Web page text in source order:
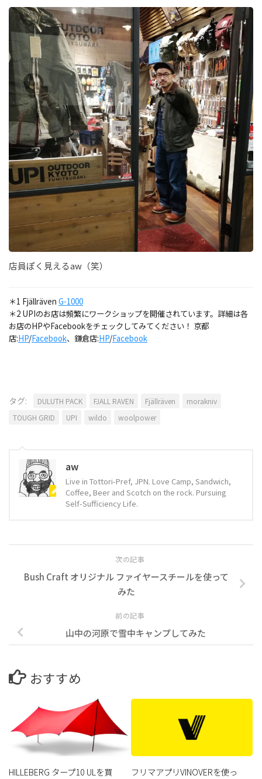
店員ぽく見えるaw（笑）
＊1 Fjällräven G-1000
＊2 UPIのお店は頻繁にワークショップを開催されています。詳細は各
お店のHPやFacebookをチェックしてみてください！ 京都
店:HP/Facebook、鎌倉店:HP/Facebook
タグ: DULUTH PACK FJALL RAVEN Fjällräven
morakniv
TOUGH GRID
UPI wildo woolpower
aw
Live in Tottori-Pref, JPN. Love Camp, Sandwich,
Coffee, Beer and Scotch on the rock. Pursuing
Self-Sufficiency Life.
次の記事
Bush Craft オリジナル ファイヤースチールを使って
みた
前の記事
山中の河原で雪中キャンプしてみた
おすすめ
HILLEBERG タープ10 ULを買
フリマアプリVINOVERを使っ